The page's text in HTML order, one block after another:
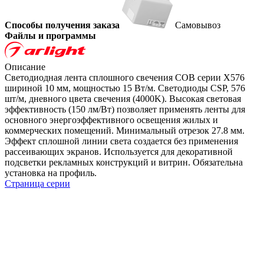
Способы получения заказа
Самовывоз
Файлы и программы
Описание
Светодиодная лента сплошного свечения COB серии X576
шириной 10 мм, мощностью 15 Вт/м. Светодиоды CSP, 576
шт/м, дневного цвета свечения (4000K). Высокая световая
эффективность (150 лм/Вт) позволяет применять ленты для
основного энергоэффективного освещения жилых и
коммерческих помещений. Минимальный отрезок 27.8 мм.
Эффект сплошной линии света создается без применения
рассеивающих экранов. Используется для декоративной
подсветки рекламных конструкций и витрин. Обязательна
установка на профиль.
Страница серии